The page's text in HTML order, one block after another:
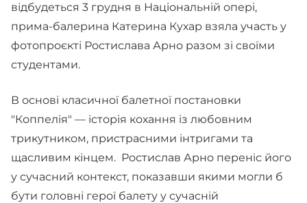
відбудеться 3 грудня в Національній опері,
прима-балерина Катерина Кухар взяла участь у
фотопроєкті Ростислава Арно разом зі своїми
студентами.
В основі класичної балетної постановки
"Коппелія" — історія кохання із любовним
трикутником, пристрасними інтригами та
щасливим кінцем. Ростислав Арно переніс його
у сучасний контекст, показавши якими могли б
бути головні герої балету у сучасній